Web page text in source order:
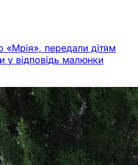
«Мрія», передали дітям
у відповідь малюнки